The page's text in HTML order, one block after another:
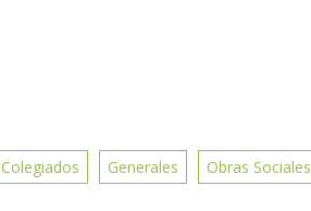
Colegiados Generales Obras Sociales